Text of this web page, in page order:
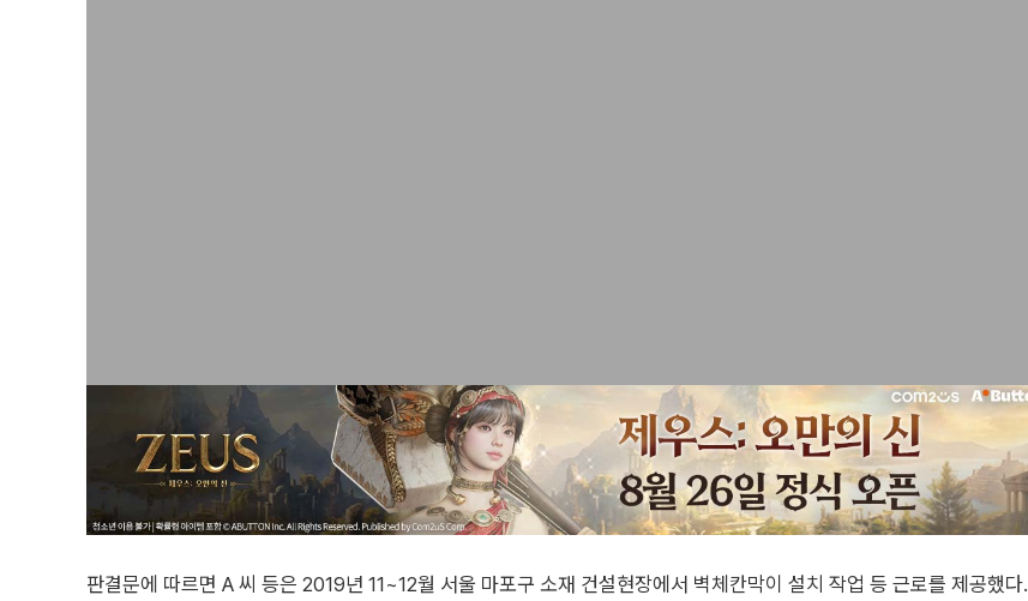
판결문에 따르면 A 씨 등은 2019년 11~12월 서울 마포구 소재 건설현장에서 벽체칸막이 설치 작업 등 근로를 제공했다.